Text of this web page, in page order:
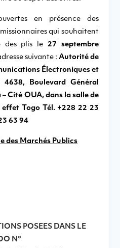
en présence des
qui souhaitent
des plis le 27 septembre
suivante : Autorité de
Électroniques et
4638, Boulevard Général
Cité OUA, dans la salle de
effet Togo Tél. +228 22 23
63 94
des Marchés Publics
POSEES DANS LE
N°